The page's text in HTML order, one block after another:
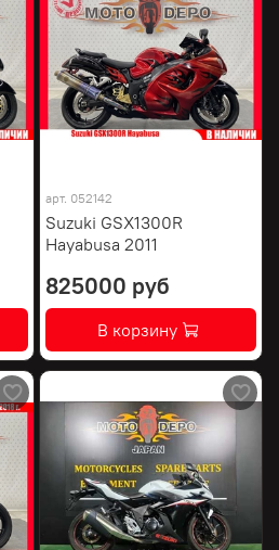
арт. 052142
Suzuki GSX1300R
Hayabusa 2011
825000 руб
В корзину